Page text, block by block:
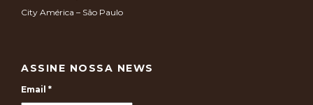
City América – São Paulo
ASSINE NOSSA NEWS
Email *